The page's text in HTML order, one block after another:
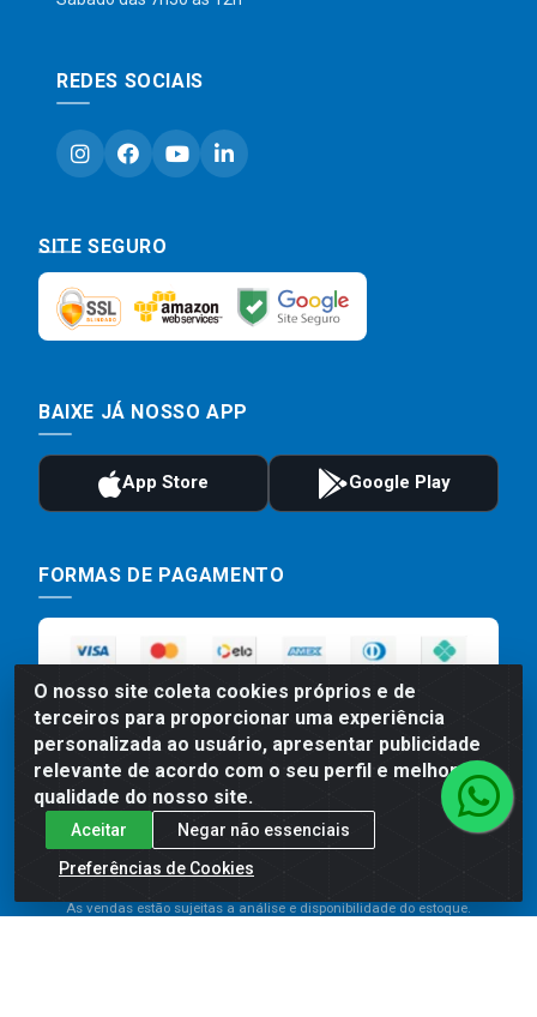
O nosso site coleta cookies próprios e de
terceiros para proporcionar uma experiência
personalizada ao usuário, apresentar publicidade
relevante de acordo com o seu perfil e melhorar a
qualidade do nosso site.
Aceitar
Negar não essenciais
Preferências de Cookies
REDES SOCIAIS
SITE SEGURO
BAIXE JÁ NOSSO APP
FORMAS DE PAGAMENTO
Preços, promoções, condições de pagamento e frete são válidos
para compras realizadas exclusivamente pelo site. Caso haja
divergência de preço de um produto, será válido o preço que for
As vendas estão sujeitas a análise e disponibilidade do estoque.